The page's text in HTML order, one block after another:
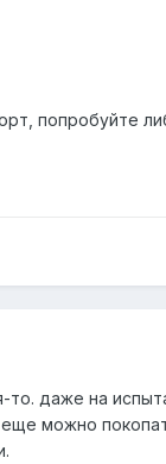
попробуйте
то. даже на
можно